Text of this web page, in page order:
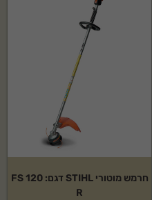
חרמש מוטורי STIHL דגם: FS 120
R